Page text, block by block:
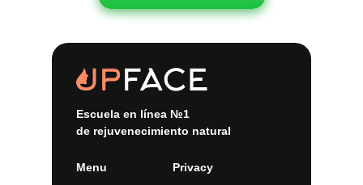
Escuela en línea №1
de rejuvenecimiento natural
Menu Privacy